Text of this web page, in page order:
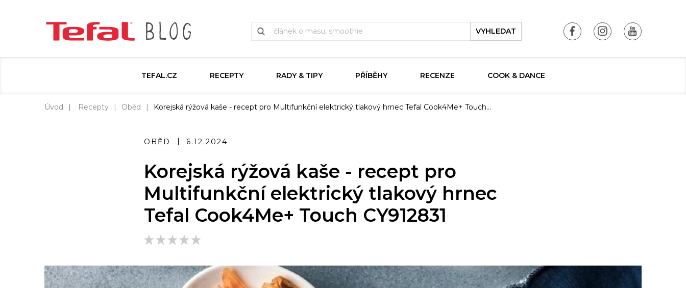
VYHLEDAT
TEFAL.CZ RECEPTY RADY & TIPY PŘÍBĚHY RECENZE COOK & DANCE
Úvod Recepty Oběd Korejská rýžová kaše - recept pro Multifunkční elektrický tlakový hrnec Tefal Cook4Me+ Touch…
OBĚD 6.12.2024
Korejská rýžová kaše - recept pro
Multifunkční elektrický tlakový hrnec
Tefal Cook4Me+ Touch CY912831